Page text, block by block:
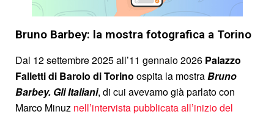
Bruno Barbey: la mostra fotografica a Torino
Dal 12 settembre 2025 all’11 gennaio 2026 Palazzo
Falletti di Barolo di Torino ospita la mostraBruno
Barbey. Gli Italiani, di cui avevamo già parlato con
Marco Minuz nell’intervista pubblicata all’inizio del